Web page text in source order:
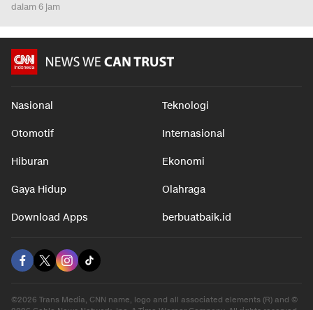
dalam 6 jam
Nasional Teknologi
Otomotif Internasional
Hiburan Ekonomi
Gaya Hidup Olahraga
Download Apps berbuatbaik.id
©2026 Trans Media, CNN name, logo and all associated elements (R) and ©